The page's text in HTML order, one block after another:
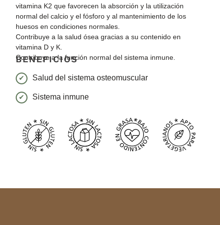
vitamina K2 que favorecen la absorción y la utilización
normal del calcio y el fósforo y al mantenimiento de los
huesos en condiciones normales.
Contribuye a la salud ósea gracias a su contenido en
vitamina D y K.
Contribuye a la función normal del sistema inmune.
BENEFICIOS
Salud del sistema osteomuscular
Sistema inmune